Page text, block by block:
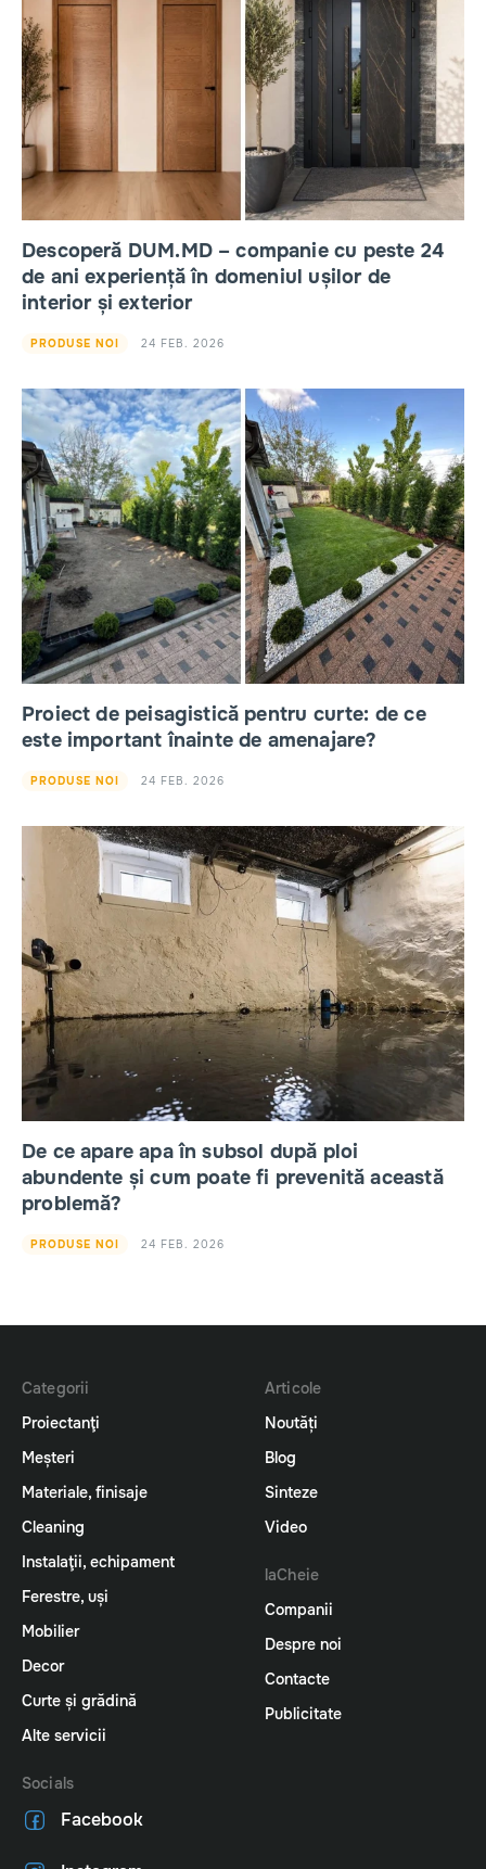
Descoperă DUM.MD – companie cu peste 24
de ani experiență în domeniul ușilor de
interior și exterior
PRODUSE NOI 24 FEB. 2026
Proiect de peisagistică pentru curte: de ce
este important înainte de amenajare?
PRODUSE NOI 24 FEB. 2026
De ce apare apa în subsol după ploi
abundente și cum poate fi prevenită această
problemă?
PRODUSE NOI 24 FEB. 2026
Categorii
Proiectanţi
Meșteri
Materiale, finisaje
Cleaning
Instalaţii, echipament
Ferestre, uși
Mobilier
Decor
Curte și grădină
Alte servicii
Articole
Noutăți
Blog
Sinteze
Video
laCheie
Companii
Despre noi
Contacte
Publicitate
Socials
Facebook